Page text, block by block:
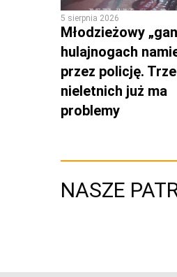
5 sierpnia 2026
Młodzieżowy
hulajnogach
przez policję.
nieletnich już ma
problemy
NASZE